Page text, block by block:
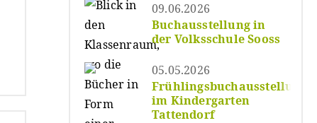
Buchausstellung in
der Volksschule Sooss
09.06.2026
Frühlingsbuchausstellung
im Kindergarten
Tattendorf
05.05.2026